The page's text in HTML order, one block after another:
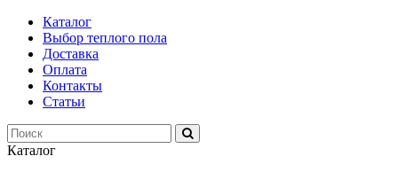
Каталог
Выбор теплого пола
Доставка
Оплата
Контакты
Статьи
Каталог